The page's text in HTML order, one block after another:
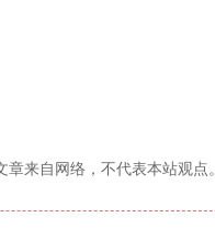
来自网络，不代表本站观点。